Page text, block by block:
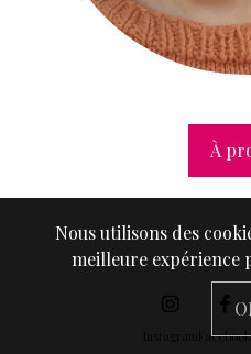
À
Facebook
Nous utilisons des
meilleure expérience